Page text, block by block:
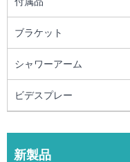
ブラケット
シャワーアーム
ビデスプレー
新製品